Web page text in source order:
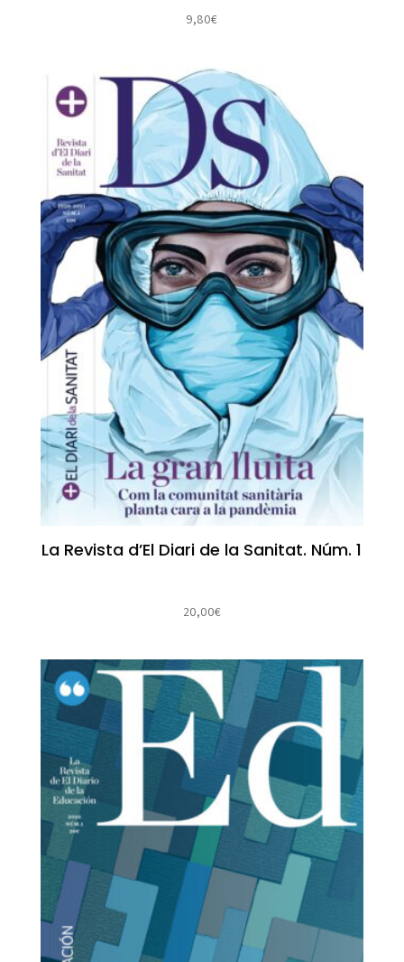
9,80€
La Revista d’El Diari de la Sanitat. Núm. 1
20,00€